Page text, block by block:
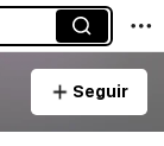
Seguir